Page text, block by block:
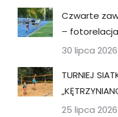
Czwarte
– fotorelacja
30 lipca 2026
TURNIEJ
25 lipca 2026